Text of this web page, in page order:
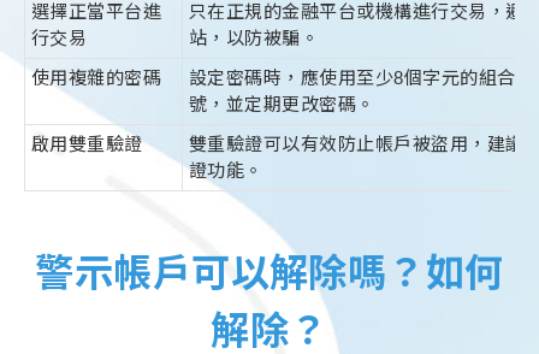
選擇正當平台進
行交易
只在正規的金融平台或機構進行交易，避
站，以防被騙。
使用複雜的密碼
設定密碼時，應使用至少8個字元的組合
號，並定期更改密碼。
啟用雙重驗證
雙重驗證可以有效防止帳戶被盜用，建議
證功能。
警示帳戶可以解除嗎？如何
解除？